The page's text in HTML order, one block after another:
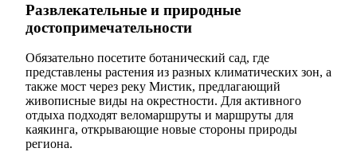
Развлекательные и природные
достопримечательности
Обязательно посетите ботанический сад, где
представлены растения из разных климатических зон, а
также мост через реку Мистик, предлагающий
живописные виды на окрестности. Для активного
отдыха подходят веломаршруты и маршруты для
каякинга, открывающие новые стороны природы
региона.